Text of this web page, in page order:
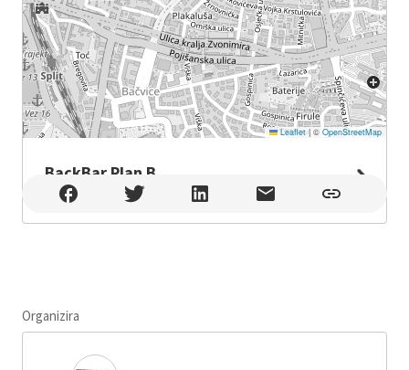
Leaflet |© OpenStreetMap
BackBar Plan B
BackBar Plan B , Split
Organizira